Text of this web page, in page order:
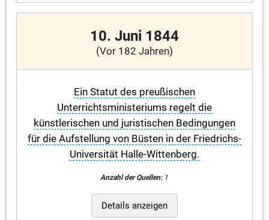
10. Juni 1844
(Vor 182 Jahren)
Ein Statut des preußischen
Unterrichtsministeriums regelt die
künstlerischen und juristischen Bedingungen
für die Aufstellung von Büsten in der Friedrichs-
Universität Halle-Wittenberg.
Anzahl der Quellen:1
Details anzeigen